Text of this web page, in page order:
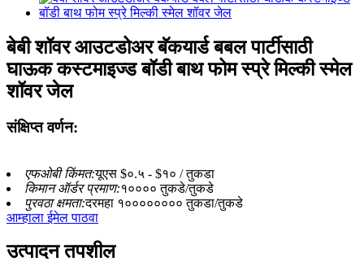
बेबी शॉवर आउटडोअर बॅकयार्ड बबल पार्टीसाठी
घाऊक कस्टमाइज्ड बॉडी बाथ फोम स्प्रे मिल्की स्मेल
शॉवर जेल
संक्षिप्त वर्णन:
एफओबी किंमत:यूएस $०.५ - $१० / तुकडा
किमान ऑर्डर प्रमाण:१०००० तुकडे/तुकडे
पुरवठा क्षमता:दरमहा १०००००००० तुकडा/तुकडे
आम्हाला ईमेल पाठवा
उत्पादन तपशील